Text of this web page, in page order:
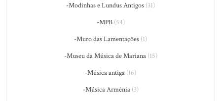
-Modinhas e Lundus Antigos (31)
-MPB(54)
-Muro das Lamentações (1)
-Museu da Música de Mariana(15)
-Música antiga (16)
-Música Armênia(3)